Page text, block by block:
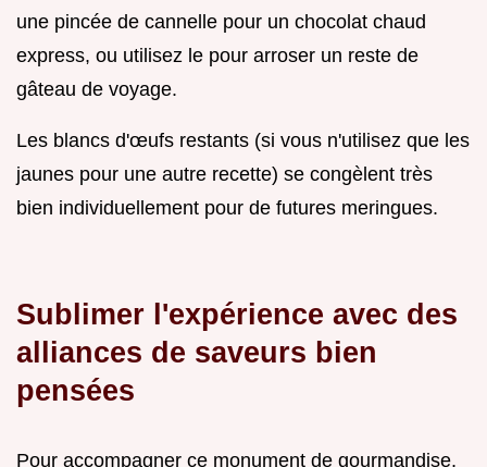
une pincée de cannelle pour un chocolat chaud
express, ou utilisez le pour arroser un reste de
gâteau de voyage.
Les blancs d'œufs restants (si vous n'utilisez que les
jaunes pour une autre recette) se congèlent très
bien individuellement pour de futures meringues.
Sublimer l'expérience avec des
alliances de saveurs bien
pensées
Pour accompagner ce monument de gourmandise,